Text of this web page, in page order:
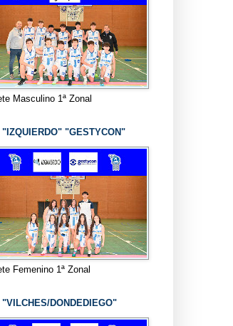
Masculino 1ª Zonal
"IZQUIERDO" "GESTYCON"
Femenino 1ª Zonal
"VILCHES/DONDEDIEGO"